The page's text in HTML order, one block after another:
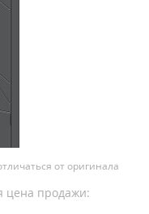
от оригинала
цена продажи: